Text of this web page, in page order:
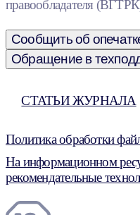
правообладателя
Сообщить об
Обращение в
СТАТЬИ ЖУРНАЛА
Политика обработки
На информационном
рекомендательные